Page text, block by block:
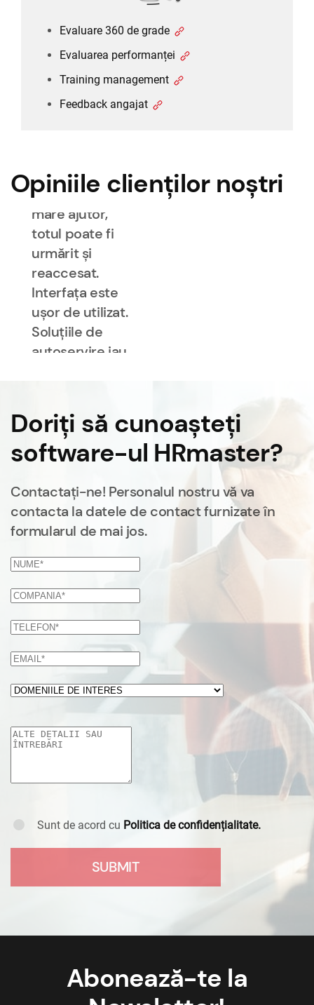
Evaluare 360 de grade
Evaluarea performanței
Training management
Feedback angajat
Opiniile clienților noștri
propriilor
noastre nevoi
și așteptări, un
sistem care
adevărat
flexibil. Este de
mare ajutor,
totul poate fi
urmărit și
reaccesat.
Interfața este
ușor de utilizat.
Soluțiile de
autoservire iau
personalului
HR, oferindu-le
mai mult timp
sarcini
strategice. Nu
pot decât să-l
|Companie
energetică
internațională
Doriți să cunoașteți
software-ul HRmaster?
Contactați-ne! Personalul nostru vă va
contacta la datele de contact furnizate în
formularul de mai jos.
Sunt de acord cu Politica de confidențialitate.
Abonează-te la